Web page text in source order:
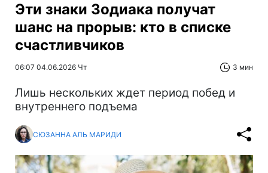
Эти знаки Зодиака получат
шанс на прорыв: кто в списке
счастливчиков
06:07 04.06.2026 Чт 3 мин
Лишь нескольких ждет период побед и
внутреннего подъема
СЮЗАННА АЛЬ МАРИДИ